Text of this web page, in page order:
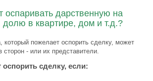
оспаривать дарственную на
долю в квартире, дом и т.д.?
который пожелает оспорить сделку, может
сторон - или их представители.
сделку, если: